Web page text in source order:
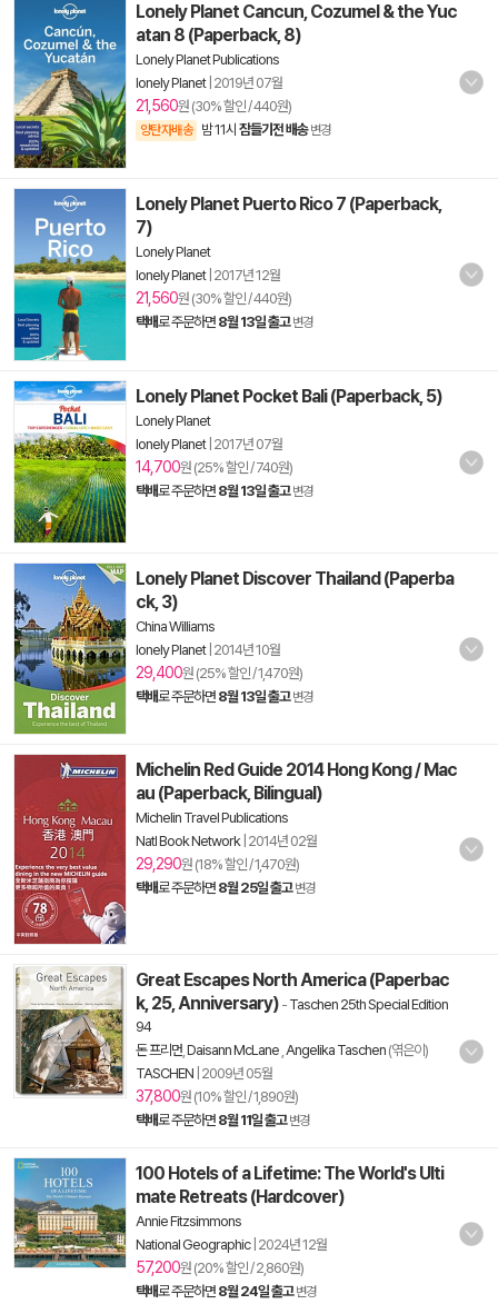
Lonely Planet Cancun, Cozumel & the Yuc
atan 8 (Paperback, 8)
Lonely Planet Publications
lonely Planet| 2019년 07월
21,560원 (30% 할인 / 440원)
양탄자배송 밤 11시 잠들기전 배송 변경
Lonely Planet Puerto Rico 7 (Paperback,
7)
Lonely Planet
lonely Planet| 2017년 12월
21,560원 (30% 할인 / 440원)
택배로 주문하면 8월 13일 출고 변경
Lonely Planet Pocket Bali (Paperback, 5)
Lonely Planet
lonely Planet| 2017년 07월
14,700원 (25% 할인 / 740원)
택배로 주문하면 8월 13일 출고 변경
Lonely Planet Discover Thailand (Paperba
ck, 3)
China Williams
lonely Planet| 2014년 10월
29,400원 (25% 할인 / 1,470원)
택배로 주문하면 8월 13일 출고 변경
Michelin Red Guide 2014 Hong Kong / Mac
au (Paperback, Bilingual)
Michelin Travel Publications
Natl Book Network| 2014년 02월
29,290원 (18% 할인 / 1,470원)
택배로 주문하면 8월 25일 출고 변경
Great Escapes North America (Paperbac
k, 25, Anniversary) - Taschen 25th Special Edition
94
돈 프리먼 Daisann McLane Angelika Taschen (엮은이)
TASCHEN 2009년 05월
37,800원 (10% 할인 / 1,890원)
택배로 주문하면 8월 11일 출고 변경
100 Hotels of a Lifetime: The World's Ulti
mate Retreats (Hardcover)
Annie Fitzsimmons
National Geographic| 2024년 12월
57,200원 (20% 할인 / 2,860원)
택배로 주문하면 8월 24일 출고 변경